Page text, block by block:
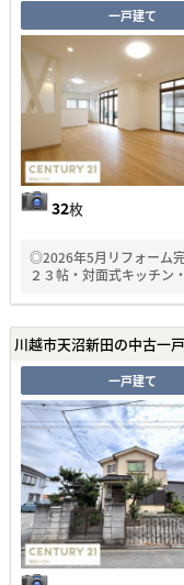
一戸建て
32枚
◎2026年5月リフォーム
２３帖・対面式キッチン
川越市天沼新田の中古一
一戸建て